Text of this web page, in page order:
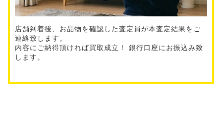
店舗到着後、お品物を確認した査定員が本査定結果をご
連絡致します。
内容にご納得頂ければ買取成立！ 銀行口座にお振込み致
します。